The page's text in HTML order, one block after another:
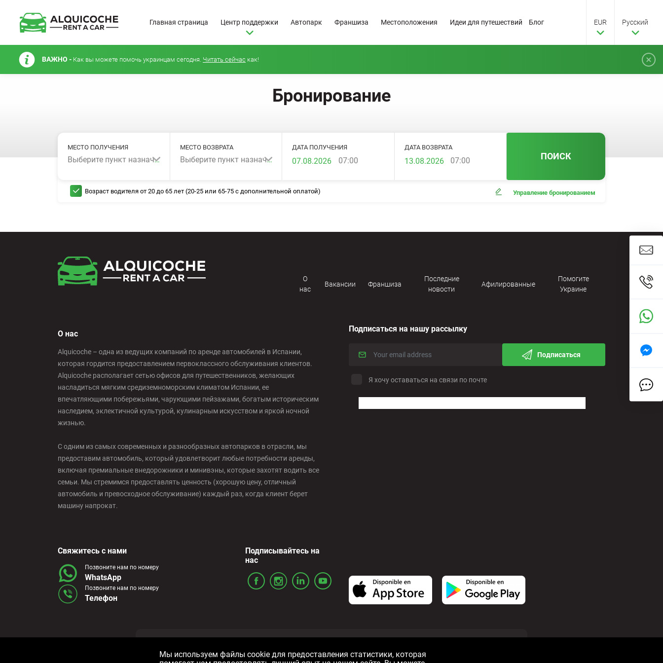
Главная страница Центр поддержки Автопарк Франшиза Местоположения Идеи для путешествий Блог EUR Pусский
ВАЖНО - Как вы можете помочь украинцам сегодня. Читать сейчас как!
Бронирование
МЕСТО ПОЛУЧЕНИЯ
Выберите пункт назначения...
МЕСТО ВОЗВРАТА
Выберите пункт назначения...
ДАТА ПОЛУЧЕНИЯ
07:00
ДАТА ВОЗВРАТА
07:00 ПОИСК
Возраст водителя от 20 до 65 лет (20-25 или 65-75 с дополнительной оплатой) Управление бронированием
О
нас
Вакансии Франшиза
Последние
новости
Афилированные
Помогите
Украине
О нас
Alquicoche – одна из ведущих компаний по аренде автомобилей в Испании,
которая гордится предоставлением первоклассного обслуживания клиентов.
Alquicoche располагает сетью офисов для путешественников, желающих
насладиться мягким средиземноморским климатом Испании, ее
впечатляющими побережьями, чарующими пейзажами, богатым историческим
наследием, эклектичной культурой, кулинарным искусством и яркой ночной
жизнью.
С одним из самых современных и разнообразных автопарков в отрасли, мы
предоставим автомобиль, который удовлетворит любые потребности аренды,
включая премиальные внедорожники и минивэны, которые захотят водить все
семьи. Мы стремимся предоставлять ценность (хорошую цену, отличный
автомобиль и превосходное обслуживание) каждый раз, когда клиент берет
машину напрокат.
Подписаться на нашу рассылку
Подписаться
Я хочу оставаться на связи по почте
Свяжитесь с нами
Позвоните нам по номеру
WhatsApp
Позвоните нам по номеру
Телефон
Подписывайтесь на
нас
Мы используем файлы cookie для предоставления статистики, которая